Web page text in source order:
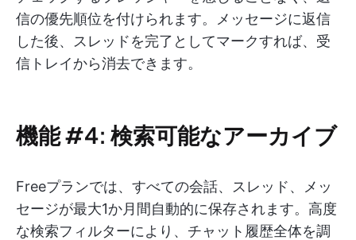
信の優先順位を付けられます。メッセージに返信
した後、スレッドを完了としてマークすれば、受
信トレイから消去できます。
機能 #4: 検索可能なアーカイブ
Freeプランでは、すべての会話、スレッド、メッ
セージが最大1か月間自動的に保存されます。高度
な検索フィルターにより、チャット履歴全体を調